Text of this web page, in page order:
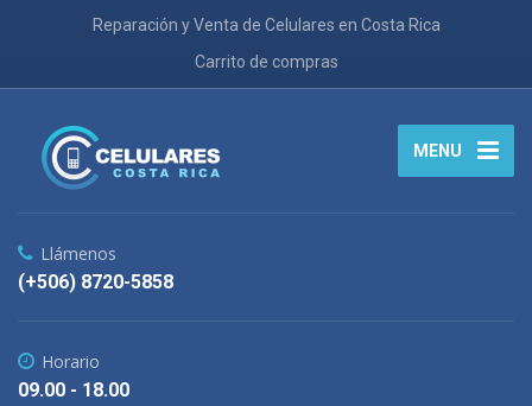
Reparación y Venta de Celulares en Costa Rica
Carrito de compras
MENU
Llámenos
(+506) 8720-5858
Horario
09.00 - 18.00